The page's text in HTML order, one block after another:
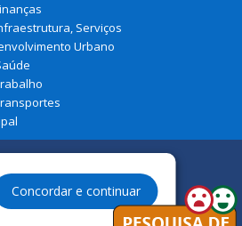
Serviços
Urbano
Urbano Santos
Concordar e continuar